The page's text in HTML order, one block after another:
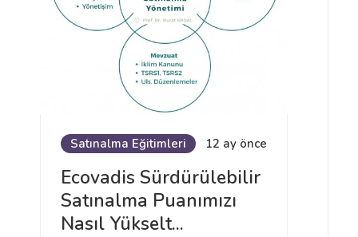
Satınalma Eğitimleri 12 ay önce
Ecovadis Sürdürülebilir
Satınalma Puanımızı
Nasıl Yükselt...